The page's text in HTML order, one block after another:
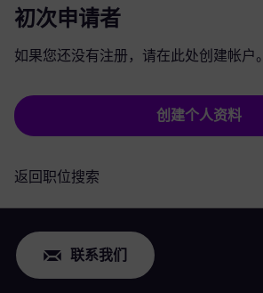
初次申请者
如果您还没有注册，请在此处创建帐户。
创建个人资料
返回职位搜索
联系我们